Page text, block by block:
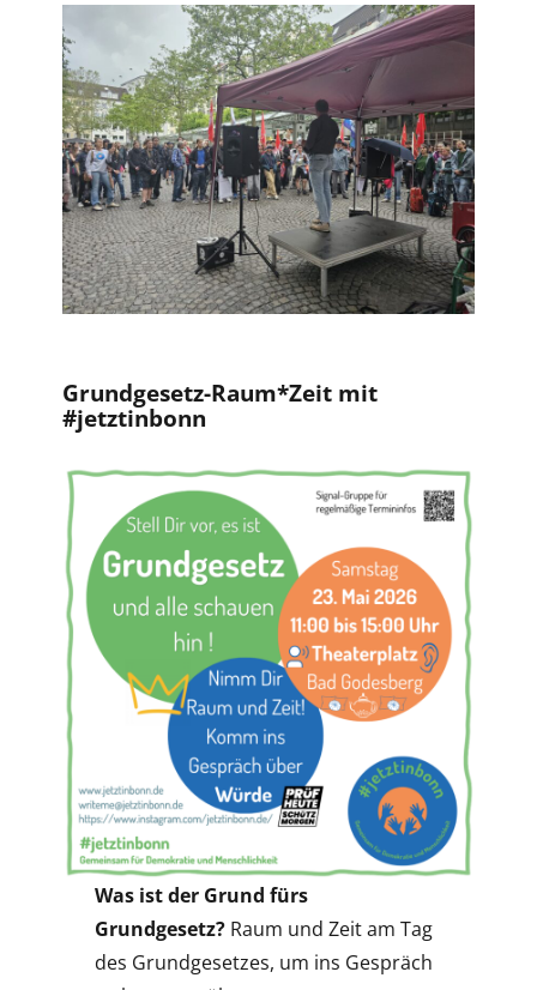
Grundgesetz-Raum*Zeit mit
#jetztinbonn
Was ist der Grund fürs
Grundgesetz? Raum und Zeit am Tag
des Grundgesetzes, um ins Gespräch